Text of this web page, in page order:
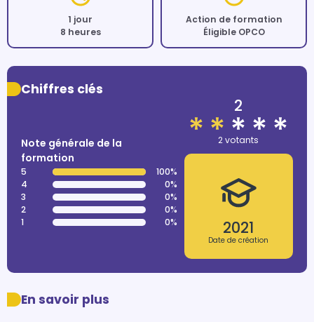
1 jour
8 heures
Action de formation
Éligible OPCO
Chiffres clés
Note générale de la
formation
5
100%
4
0%
3
0%
2
0%
1
0%
2
2 votants
2021
Date de création
En savoir plus